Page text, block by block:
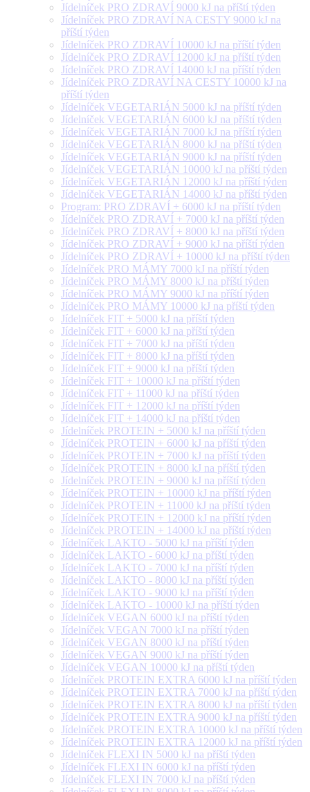
Jídelníček PRO ZDRAVÍ 9000 kJ na příští týden
Jídelníček PRO ZDRAVÍ NA CESTY 9000 kJ na
příští týden
Jídelníček PRO ZDRAVÍ 10000 kJ na příští týden
Jídelníček PRO ZDRAVÍ 12000 kJ na příští týden
Jídelníček PRO ZDRAVÍ 14000 kJ na příští týden
Jídelníček PRO ZDRAVÍ NA CESTY 10000 kJ na
příští týden
Jídelníček VEGETARIÁN 5000 kJ na příští týden
Jídelníček VEGETARIÁN 6000 kJ na příští týden
Jídelníček VEGETARIÁN 7000 kJ na příští týden
Jídelníček VEGETARIÁN 8000 kJ na příští týden
Jídelníček VEGETARIÁN 9000 kJ na příští týden
Jídelníček VEGETARIÁN 10000 kJ na příští týden
Jídelníček VEGETARIÁN 12000 kJ na příští týden
Jídelníček VEGETARIÁN 14000 kJ na příští týden
Program: PRO ZDRAVÍ + 6000 kJ na příští týden
Jídelníček PRO ZDRAVÍ + 7000 kJ na příští týden
Jídelníček PRO ZDRAVÍ + 8000 kJ na příští týden
Jídelníček PRO ZDRAVÍ + 9000 kJ na příští týden
Jídelníček PRO ZDRAVÍ + 10000 kJ na příští týden
Jídelníček PRO MÁMY 7000 kJ na příští týden
Jídelníček PRO MÁMY 8000 kJ na příští týden
Jídelníček PRO MÁMY 9000 kJ na příští týden
Jídelníček PRO MÁMY 10000 kJ na příští týden
Jídelníček FIT + 5000 kJ na příští týden
Jídelníček FIT + 6000 kJ na příští týden
Jídelníček FIT + 7000 kJ na příští týden
Jídelníček FIT + 8000 kJ na příští týden
Jídelníček FIT + 9000 kJ na příští týden
Jídelníček FIT + 10000 kJ na příští týden
Jídelníček FIT + 11000 kJ na příští týden
Jídelníček FIT + 12000 kJ na příští týden
Jídelníček FIT + 14000 kJ na příští týden
Jídelníček PROTEIN + 5000 kJ na příští týden
Jídelníček PROTEIN + 6000 kJ na příští týden
Jídelníček PROTEIN + 7000 kJ na příští týden
Jídelníček PROTEIN + 8000 kJ na příští týden
Jídelníček PROTEIN + 9000 kJ na příští týden
Jídelníček PROTEIN + 10000 kJ na příští týden
Jídelníček PROTEIN + 11000 kJ na příští týden
Jídelníček PROTEIN + 12000 kJ na příští týden
Jídelníček PROTEIN + 14000 kJ na příští týden
Jídelníček LAKTO - 5000 kJ na příští týden
Jídelníček LAKTO - 6000 kJ na příští týden
Jídelníček LAKTO - 7000 kJ na příští týden
Jídelníček LAKTO - 8000 kJ na příští týden
Jídelníček LAKTO - 9000 kJ na příští týden
Jídelníček LAKTO - 10000 kJ na příští týden
Jídelníček VEGAN 6000 kJ na příští týden
Jídelníček VEGAN 7000 kJ na příští týden
Jídelníček VEGAN 8000 kJ na příští týden
Jídelníček VEGAN 9000 kJ na příští týden
Jídelníček VEGAN 10000 kJ na příští týden
Jídelníček PROTEIN EXTRA 6000 kJ na příští týden
Jídelníček PROTEIN EXTRA 7000 kJ na příští týden
Jídelníček PROTEIN EXTRA 8000 kJ na příští týden
Jídelníček PROTEIN EXTRA 9000 kJ na příští týden
Jídelníček PROTEIN EXTRA 10000 kJ na příští týden
Jídelníček PROTEIN EXTRA 12000 kJ na příští týden
Jídelníček FLEXI IN 5000 kJ na příští týden
Jídelníček FLEXI IN 6000 kJ na příští týden
Jídelníček FLEXI IN 7000 kJ na příští týden